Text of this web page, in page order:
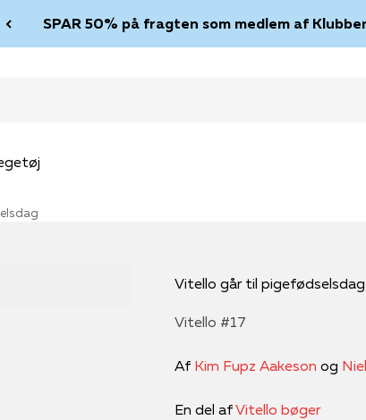
SPAR 50% på fragten som medlem af
Vitello går til pigefødselsdag
Vitello #17
Af Kim Fupz Aakeson og
En del afVitello bøger